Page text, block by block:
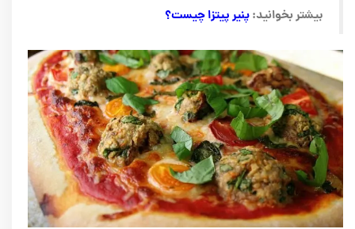
بیشتر بخوانید:پنیر پیتزا چیست؟